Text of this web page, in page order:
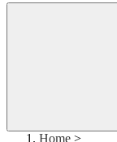
Home >